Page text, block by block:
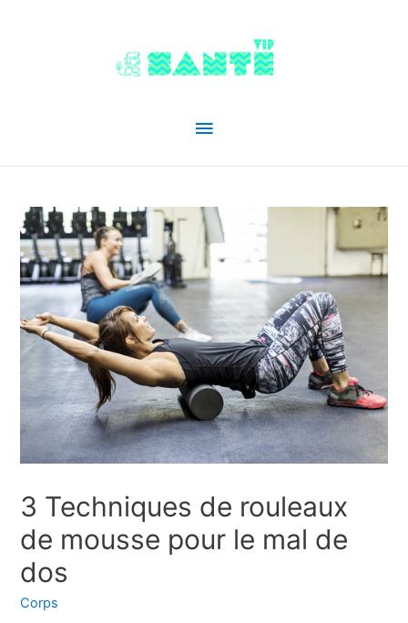
Menu
3 Techniques de rouleaux
de mousse pour le mal de
dos
Corps